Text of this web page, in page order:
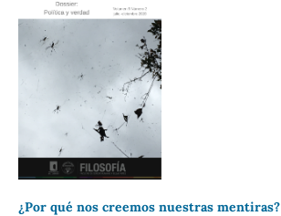
¿Por qué nos creemos nuestras mentiras?